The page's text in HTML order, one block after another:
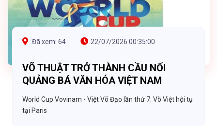
Đã xem: 64 22/07/2026 00:35:00
VÕ THUẬT TRỞ THÀNH CẦU NỐI
QUẢNG BÁ VĂN HÓA VIỆT NAM
World Cup Vovinam - Việt Võ Đạo lần thứ 7: Võ Việt hội tụ
tại Paris